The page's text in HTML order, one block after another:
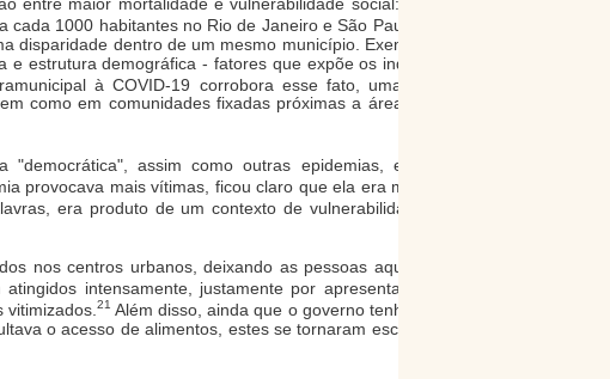
1000 habitantes no Rio de Janeiro e São Paulo.
dentro de um mesmo município. Exemplo disso
estrutura demográfica - fatores que expõe os indivíduos a
à COVID-19 corrobora esse fato, uma vez que
como em comunidades fixadas próximas a áreas nobres,
assim como outras epidemias, em que o
provocava mais vítimas, ficou claro que ela era muito mais
era produto de um contexto de vulnerabilidade social
nos centros urbanos, deixando as pessoas aquém deste
intensamente, justamente por apresentarem frágil
21 Além disso, ainda que o governo tenha tentado
o acesso de alimentos, estes se tornaram escassos nos